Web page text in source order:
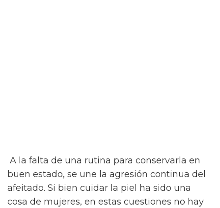
A la falta de una rutina para conservarla en
buen estado, se une la agresión continua del
afeitado. Si bien cuidar la piel ha sido una
cosa de mujeres, en estas cuestiones no hay